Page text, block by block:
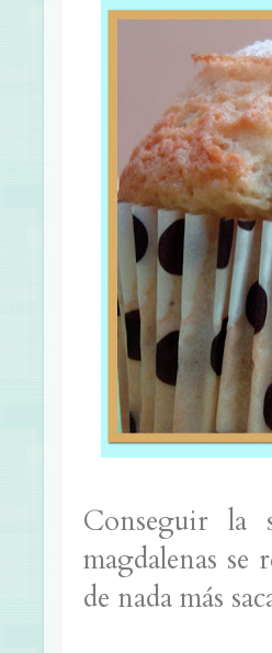
Conseguir la
magdalenas se
de nada más